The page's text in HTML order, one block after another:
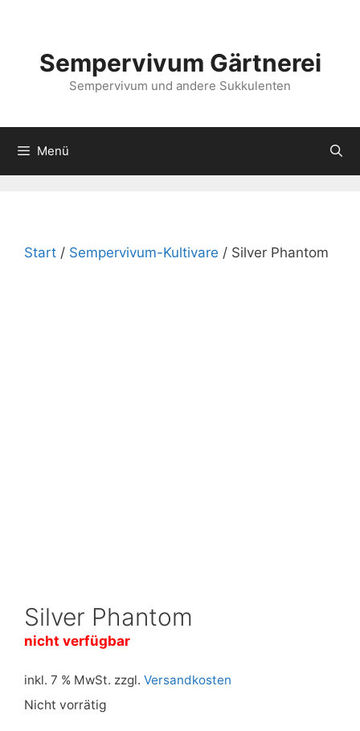
Sempervivum Gärtnerei
Sempervivum und andere Sukkulenten
Menü
Start / Sempervivum-Kultivare / Silver Phantom
Silver Phantom
nicht verfügbar
inkl. 7 % MwSt. zzgl. Versandkosten
Nicht vorrätig